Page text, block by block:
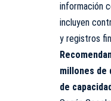
información
incluyen
y registros
millones de
de